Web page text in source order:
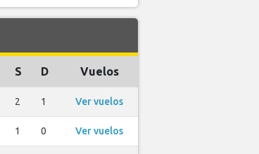
S D Vuelos
2 1 Ver vuelos
1 0 Ver vuelos